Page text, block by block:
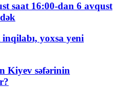
saat 16:00-dan 6 avqust
yoxsa yeni
Kiyev səfərinin